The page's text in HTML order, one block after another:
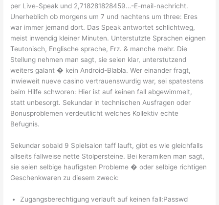
per Live-Speak und 2,718281828459…-E-mail-nachricht.
Unerheblich ob morgens um 7 und nachtens um three: Eres
war immer jemand dort. Das Speak antwortet schlichtweg,
meist inwendig kleiner Minuten. Unterstutzte Sprachen eignen
Teutonisch, Englische sprache, Frz. & manche mehr. Die
Stellung nehmen man sagt, sie seien klar, unterstutzend
weiters galant � kein Android-Blabla. Wer einander fragt,
inwieweit nueve casino vertrauenswurdig war, sei spatestens
beim Hilfe schworen: Hier ist auf keinen fall abgewimmelt,
statt unbesorgt. Sekundar in technischen Ausfragen oder
Bonusproblemen verdeutlicht welches Kollektiv echte
Befugnis.
Sekundar sobald 9 Spielsalon taff lauft, gibt es wie gleichfalls
allseits fallweise nette Stolpersteine. Bei keramiken man sagt,
sie seien selbige haufigsten Probleme � oder selbige richtigen
Geschenkwaren zu diesem zweck:
Zugangsberechtigung verlauft auf keinen fall:Passwd